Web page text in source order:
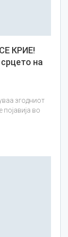
КРИЕ!
на
згодниот
појавија во